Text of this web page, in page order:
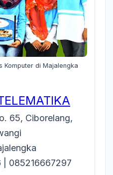
Komputer di Majalengka
65, Ciborelang,
085216667297